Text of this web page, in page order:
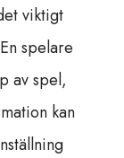
viktigt
spelare
av spel,
kan